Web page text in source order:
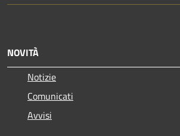
NOVITÀ
Notizie
Comunicati
Avvisi